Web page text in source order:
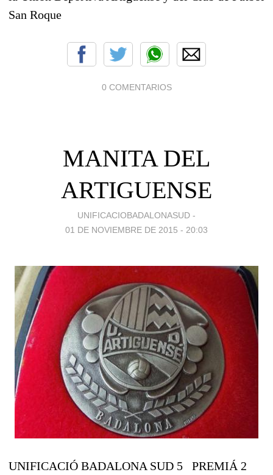
San Roque
0 COMENTARIOS
MANITA DEL
ARTIGUENSE
UNIFICACIOBADALONASUD -
01 DE NOVIEMBRE DE 2015 - 20:03
UNIFICACIÓ BADALONA SUD 5 PREMIÁ 2